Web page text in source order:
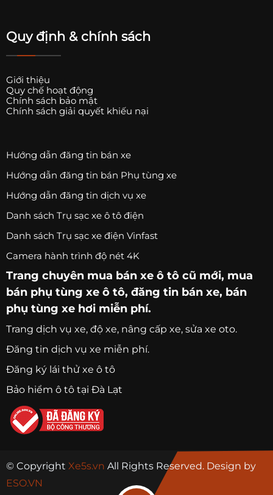
Quy định & chính sách
Giới thiệu
Quy chế hoạt động
Chính sách bảo mật
Chính sách giải quyết khiếu nại
Hướng dẫn đăng tin bán xe
Hướng dẫn đăng tin bán Phụ tùng xe
Hướng dẫn đăng tin dịch vụ xe
Danh sách Trụ sạc xe ô tô điện
Danh sách Trụ sạc xe điện Vinfast
Camera hành trình độ nét 4K
Trang chuyên mua bán xe ô tô cũ mới, mua
bán phụ tùng xe ô tô, đăng tin bán xe, bán
phụ tùng xe hơi miễn phí.
Trang dịch vụ xe, độ xe, nâng cấp xe, sửa xe oto.
Đăng tin dịch vụ xe miễn phí.
Đăng ký lái thử xe ô tô
Bảo hiểm ô tô tại Đà Lạt
© Copyright Xe5s.vn All Rights Reserved. Design by
ESO.VN